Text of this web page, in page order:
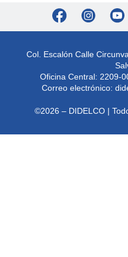
Col. Escalón Calle
Oficina Central: 2209-
Correo electrónico:
©2026 – DIDELCO |